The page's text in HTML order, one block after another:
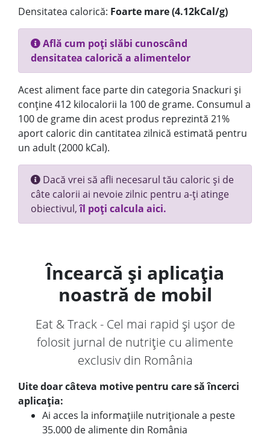
Densitatea calorică: Foarte mare (4.12kCal/g)
Află cum poți slăbi cunoscând
densitatea calorică a alimentelor
Acest aliment face parte din categoria Snackuri și
conține 412 kilocalorii la 100 de grame. Consumul a
100 de grame din acest produs reprezintă 21%
aport caloric din cantitatea zilnică estimată pentru
un adult (2000 kCal).
Dacă vrei să afli necesarul tău caloric și de
câte calorii ai nevoie zilnic pentru a-ți atinge
obiectivul,îl poți calcula aici.
Încearcă și aplicația
noastră de mobil
Eat & Track - Cel mai rapid și ușor de
folosit jurnal de nutriție cu alimente
exclusiv din România
Uite doar câteva motive pentru care să încerci
aplicația:
Ai acces la informațiile nutriționale a peste
35.000 de alimente din România